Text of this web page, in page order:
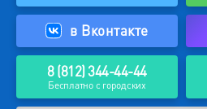
в Вконтакте
8 (812) 344-44-44
Бесплатно с городских